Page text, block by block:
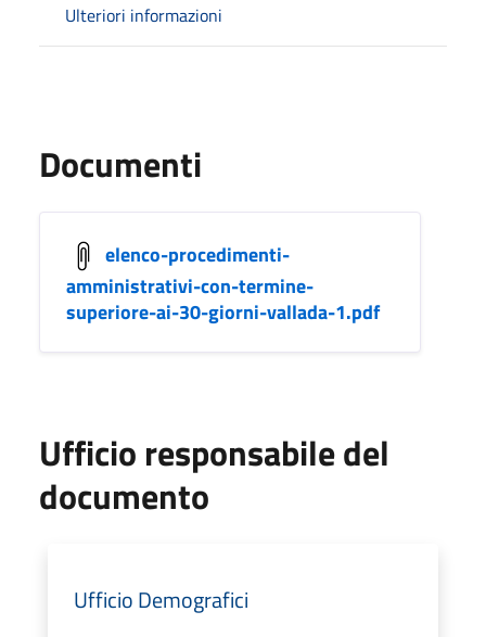
Ulteriori informazioni
Documenti
elenco-procedimenti-
amministrativi-con-termine-
superiore-ai-30-giorni-vallada-1.pdf
Ufficio responsabile del
documento
Ufficio Demografici